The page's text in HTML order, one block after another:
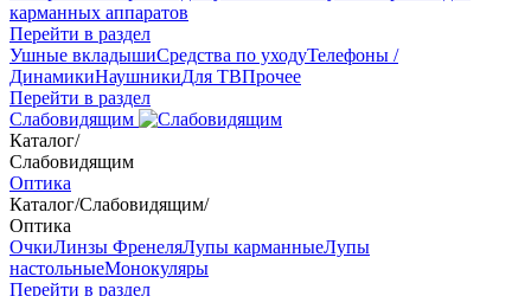
карманных аппаратов
Перейти в раздел
Ушные вкладышиСредства по уходуТелефоны /
ДинамикиНаушникиДля ТВПрочее
Перейти в раздел
Слабовидящим
Каталог/
Слабовидящим
Оптика
Каталог/Слабовидящим/
Оптика
ОчкиЛинзы ФренеляЛупы карманныеЛупы
настольныеМонокуляры
Перейти в раздел